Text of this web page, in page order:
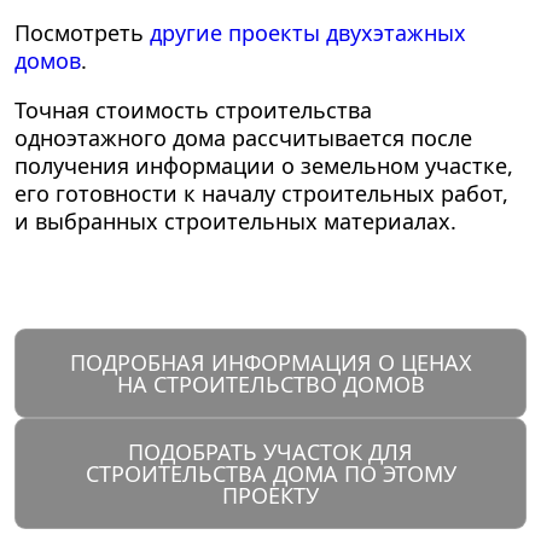
Посмотреть другие проекты двухэтажных
домов.
Точная стоимость строительства
одноэтажного дома рассчитывается после
получения информации о земельном участке,
его готовности к началу строительных работ,
и выбранных строительных материалах.
ПОДРОБНАЯ ИНФОРМАЦИЯ О ЦЕНАХ
НА СТРОИТЕЛЬСТВО ДОМОВ
ПОДОБРАТЬ УЧАСТОК ДЛЯ
СТРОИТЕЛЬСТВА ДОМА ПО ЭТОМУ
ПРОЕКТУ